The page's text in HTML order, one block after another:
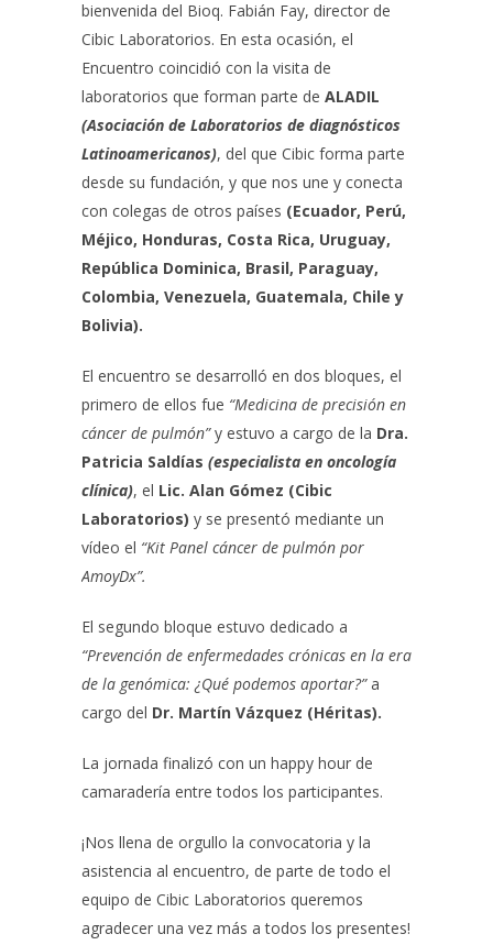
bienvenida del Bioq. Fabián Fay, director de
Cibic Laboratorios. En esta ocasión, el
Encuentro coincidió con la visita de
laboratorios que forman parte de ALADIL
(Asociación de Laboratorios de diagnósticos
Latinoamericanos), del que Cibic forma parte
desde su fundación, y que nos une y conecta
con colegas de otros países (Ecuador, Perú,
Méjico, Honduras, Costa Rica, Uruguay,
República Dominica, Brasil, Paraguay,
Colombia, Venezuela, Guatemala, Chile y
Bolivia).
El encuentro se desarrolló en dos bloques, el
primero de ellos fue “Medicina de precisión en
cáncer de pulmón”y estuvo a cargo de la Dra.
Patricia Saldías (especialista en oncología
clínica), el Lic. Alan Gómez (Cibic
Laboratorios) y se presentó mediante un
vídeo el “Kit Panel cáncer de pulmón por
AmoyDx”.
El segundo bloque estuvo dedicado a
“Prevención de enfermedades crónicas en la era
de la genómica: ¿Qué podemos aportar?”a
cargo del Dr. Martín Vázquez (Héritas).
La jornada finalizó con un happy hour de
camaradería entre todos los participantes.
¡Nos llena de orgullo la convocatoria y la
asistencia al encuentro, de parte de todo el
equipo de Cibic Laboratorios queremos
agradecer una vez más a todos los presentes!